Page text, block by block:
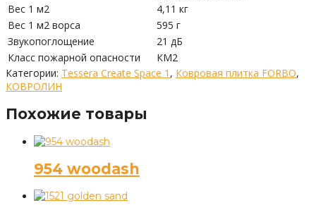
Вес 1 м2
4,11 кг
Вес 1 м2 ворса
595 г
Звукопоглощение
21 дБ
Класс пожарной опасности
КМ2
Категории: Tessera Create Space 1 , Ковровая плитка FORBO,
КОВРОЛИН
Похожие товары
954 woodash